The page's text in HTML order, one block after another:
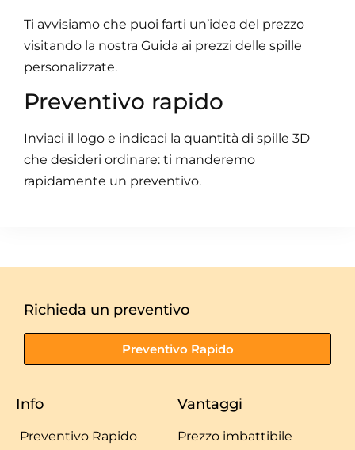
Ti avvisiamo che puoi farti un’idea del prezzo
visitando la nostra Guida ai prezzi delle spille
personalizzate.
Preventivo rapido
Inviaci il logo e indicaci la quantità di spille 3D
che desideri ordinare: ti manderemo
rapidamente un preventivo.
Richieda un preventivo
Preventivo Rapido
Info
Preventivo Rapido
Vantaggi
Prezzo imbattibile